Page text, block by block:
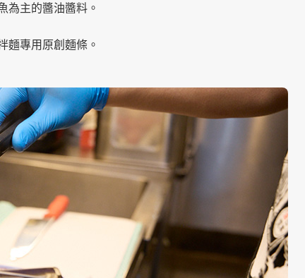
為主的醬油醬料。
麵專用原創麵條。